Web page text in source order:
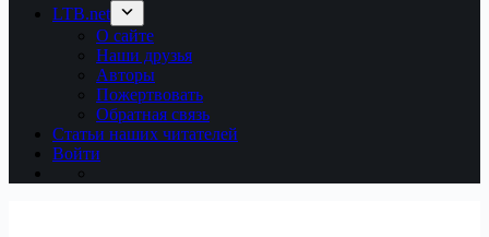
LTB.net
О сайте
Наши друзья
Авторы
Пожертвовать
Обратная связь
Статьи наших читателей
Войти